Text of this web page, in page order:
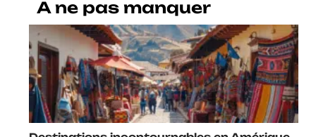
A ne pas manquer